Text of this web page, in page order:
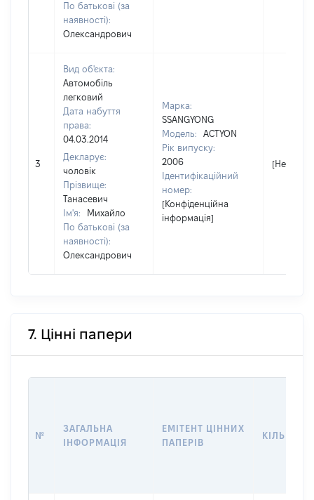
По батькові (за
наявності):
Олександрович
3
Вид об'єкта:
Автомобіль
легковий
Дата набуття
права:
04.03.2014
Декларує:
чоловік
Прізвище:
Танасевич
Ім'я:
Михайло
По батькові (за
наявності):
Олександрович
Марка:
SSANGYONG
Модель:
ACTYON
Рік випуску:
2006
Ідентифікаційний
номер:
[Конфіденційна
інформація]
[Не
7. Цінні папери
№
ЗАГАЛЬНА
ІНФОРМАЦІЯ
ЕМІТЕНТ ЦІННИХ
ПАПЕРІВ
КІЛЬКІСТЬ